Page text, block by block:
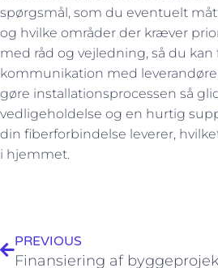
spørgsmål, som du eventuelt
og hvilke områder der kræver
med råd og vejledning, så du
kommunikation med
gøre installationsprocessen så
vedligeholdelse og en hurtig
din fiberforbindelse leverer,
i hjemmet.
PREVIOUS